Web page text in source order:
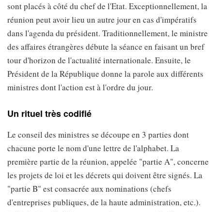
sont placés à côté du chef de l'Etat. Exceptionnellement, la
réunion peut avoir lieu un autre jour en cas d'impératifs
dans l'agenda du président. Traditionnellement, le ministre
des affaires étrangères débute la séance en faisant un bref
tour d'horizon de l'actualité internationale. Ensuite, le
Président de la République donne la parole aux différents
ministres dont l'action est à l'ordre du jour.
Un rituel très codifié
Le conseil des ministres se découpe en 3 parties dont
chacune porte le nom d'une lettre de l'alphabet. La
première partie de la réunion, appelée "partie A", concerne
les projets de loi et les décrets qui doivent être signés. La
"partie B" est consacrée aux nominations (chefs
d'entreprises publiques, de la haute administration, etc.).